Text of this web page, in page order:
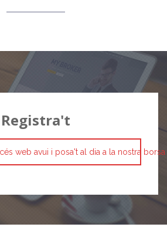
Registra't
web avui i posa't al dia a la nostra borsa